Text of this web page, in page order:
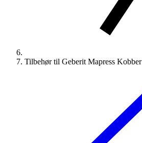
Tilbehør til Geberit Mapress Kobber